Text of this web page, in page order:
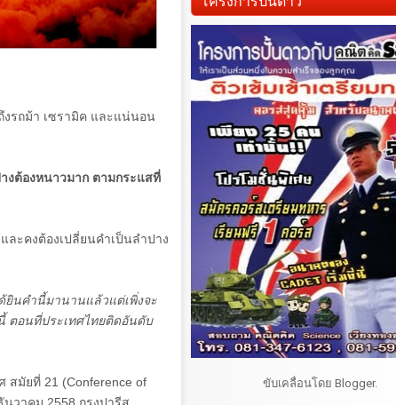
งรถม้า เซรามิค และแน่นอน
งต้องหนาวมาก ตามกระแสที่
ละคงต้องเปลี่ยนคำเป็นลำปาง
ยินคำนี้มานานแล้วแต่เพิ่งจะ
ตอนที่ประเทศไทยติดอันดับ
สมัยที่ 21 (Conference of
ขับเคลื่อนโดย Blogger.